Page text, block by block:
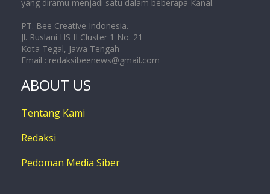
yang diramu menjadi satu dalam beberapa Kanal.
PT. Bee Creative Indonesia.
Jl. Ruslani HS II Cluster 1 No. 21
Kota Tegal, Jawa Tengah
Email : redaksibeenews@gmail.com
ABOUT US
Tentang Kami
Redaksi
Pedoman Media Siber